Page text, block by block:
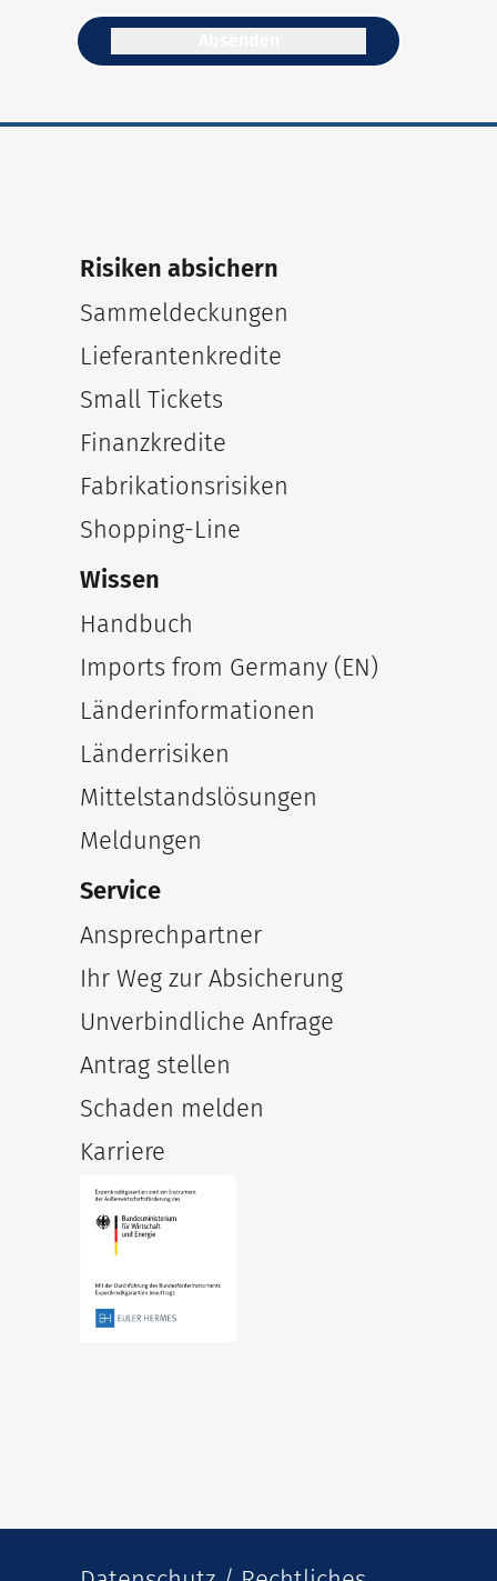
Risiken absichern
Sammeldeckungen
Lieferantenkredite
Small Tickets
Finanzkredite
Fabrikationsrisiken
Shopping-Line
Wissen
Handbuch
Imports from Germany (EN)
Länderinformationen
Länderrisiken
Mittelstandslösungen
Meldungen
Service
Ansprechpartner
Ihr Weg zur Absicherung
Unverbindliche Anfrage
Antrag stellen
Schaden melden
Karriere